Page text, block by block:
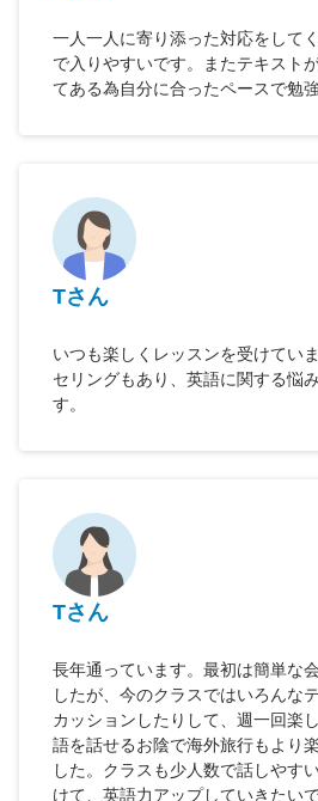
一人一人に寄り添った対応をして
で入りやすいです。またテキスト
てある為自分に合ったペースで勉
Tさん
いつも楽しくレッスンを受けてい
セリングもあり、英語に関する悩
す。
Tさん
長年通っています。最初は簡単な
したが、今のクラスではいろんな
カッションしたりして、週一回楽
語を話せるお陰で海外旅行もより
した。クラスも少人数で話しやす
けて、英語力アップしていきたいで